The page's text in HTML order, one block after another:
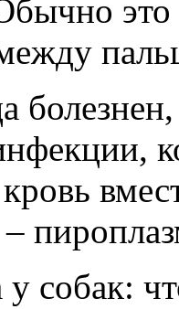
собак: